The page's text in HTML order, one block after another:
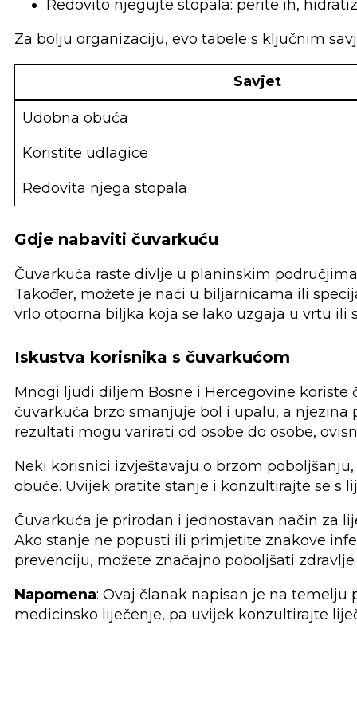
Redovito njegujte stopala: perite ih,
Za bolju organizaciju, evo tabele s ključnim
Savjet
Udobna obuća
Koristite udlagice
Redovita njega stopala
Gdje nabaviti čuvarkuću
Čuvarkuća raste divlje u planinskim
Također, možete je naći u biljarnicama ili
vrlo otporna biljka koja se lako uzgaja u vrtu ili
Iskustva korisnika s čuvarkućom
Mnogi ljudi diljem Bosne i Hercegovine
čuvarkuća brzo smanjuje bol i upalu, a
rezultati mogu varirati od osobe do osobe,
Neki korisnici izvještavaju o brzom
obuće. Uvijek pratite stanje i konzultirajte se s
Čuvarkuća je prirodan i jednostavan način za
Ako stanje ne popusti ili primjetite znakove
prevenciju, možete značajno poboljšati
Napomena: Ovaj članak napisan je na
medicinsko liječenje, pa uvijek konzultirajte